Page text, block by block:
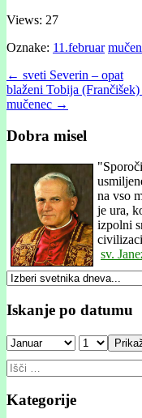
Views: 27
Oznake: 11.februar
Post
navigation
← sveti Severin – opat
blaženi Tobija
mučenec →
Dobra misel
"
na vso
je ura,
izpolni
sv.
Iskanje po datumu
Išči:
Kategorije